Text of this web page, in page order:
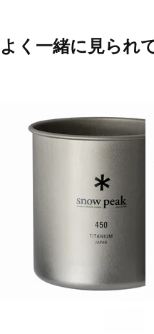
よく一緒に見られ